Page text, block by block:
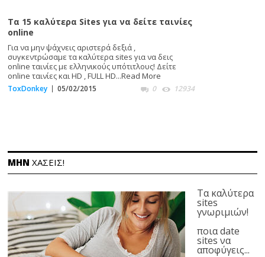
Τα 15 καλύτερα Sites για να δείτε ταινίες
online
Για να μην ψάχνεις αριστερά δεξιά ,
συγκεντρώσαμε τα καλύτερα sites για να δεις
online ταινίες με ελληνικούς υπότιτλους! Δείτε
online ταινίες και HD , FULL HD...Read More
ToxDonkey 05/02/2015 12934
0
ΜΗΝ ΧΑΣΕΙΣ!
Τα καλύτερα
sites
γνωριμιών!
ποια date
sites να
αποφύγεις...